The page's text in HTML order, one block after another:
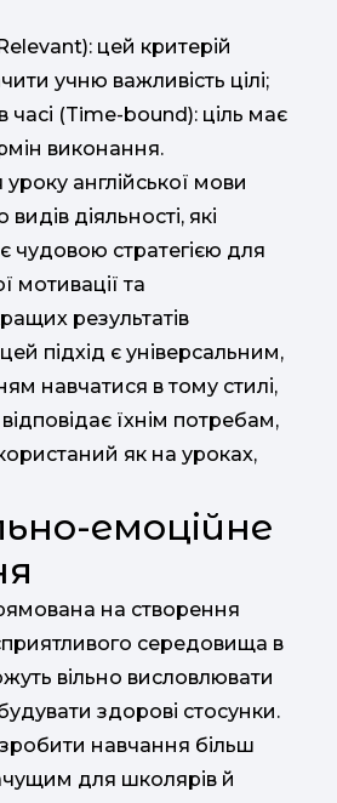
цей критерій
учню важливість цілі;
часі (Time-bound): ціль має
виконання.
англійської мови
діяльності, які
є чудовою стратегією для
мотивації та
результатів
підхід є універсальним,
навчатися в тому стилі,
їхнім потребам,
як на уроках,
емоційне
на створення
середовища в
вільно висловлювати
здорові стосунки.
навчання більш
для школярів й